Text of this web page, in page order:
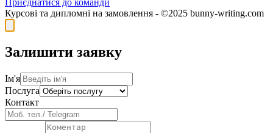
Приєднатися до команди
Курсові та дипломні на замовлення - ©2025 bunny-writing.com
Залишити заявку
Ім'я
Послуга
Контакт